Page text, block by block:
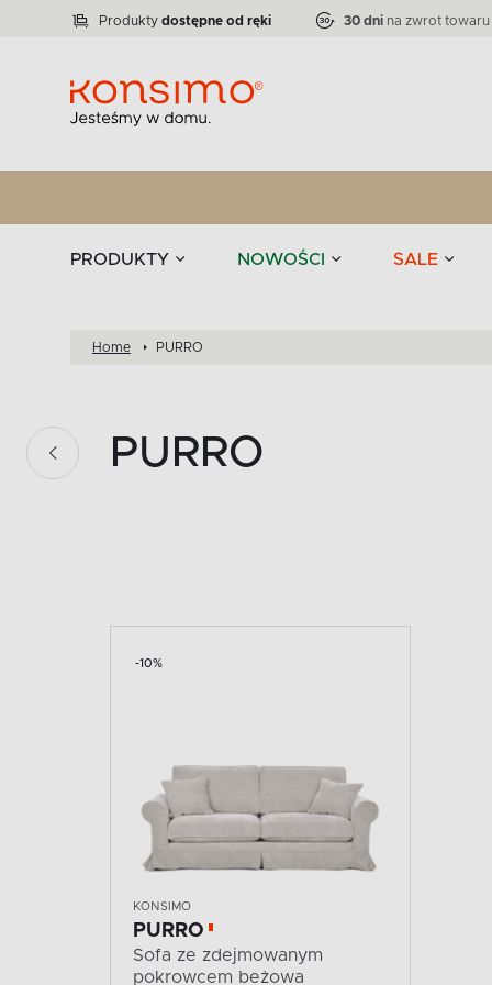
Produkty dostępne od ręki 30 dni na zwrot towaru
PRODUKTY NOWOŚCI SALE
Zastawy
Kolekcja narożników RATLO -39 %
VICTO Liczba produktów:71
ELEGANT Liczba produktów:864
stołowe
Home PURRO
PURRO
-10%
KONSIMO
PURRO
Sofa ze zdejmowanym
pokrowcem beżowa